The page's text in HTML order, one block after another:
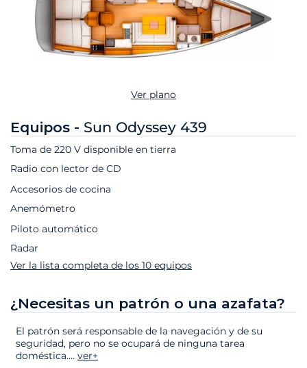
Ver plano
Equipos - Sun Odyssey 439
Toma de 220 V disponible en tierra
Radio con lector de CD
Accesorios de cocina
Anemómetro
Piloto automático
Radar
Ver la lista completa de los 10 equipos
¿Necesitas un patrón o una azafata?
El patrón será responsable de la navegación y de su
seguridad, pero no se ocupará de ninguna tarea
doméstica.... ver+